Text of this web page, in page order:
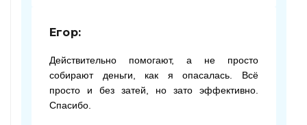
Егор:
Действительно помогают, а не просто
собирают деньги, как я опасалась. Всё
просто и без затей, но зато эффективно.
Спасибо.